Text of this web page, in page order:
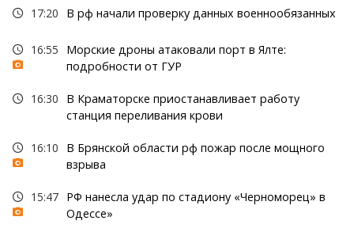
17:20 В рф начали проверку данных военнообязанных
16:55
Морские дроны атаковали порт в Ялте:
подробности от ГУР
16:30
В Краматорске приостанавливает работу
станция переливания крови
16:10
В Брянской области рф пожар после мощного
взрыва
15:47 РФ нанесла удар по стадиону «Черноморец» в
Одессе»